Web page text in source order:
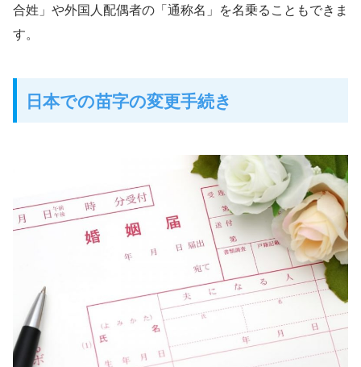
合姓」や外国人配偶者の「通称名」を名乗ることもできま
す。
日本での苗字の変更手続き